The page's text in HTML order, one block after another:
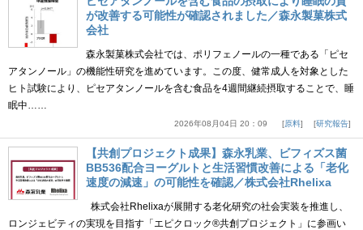
が改善する可能性が確認されました／森永製菓株式
会社
森永製菓株式会社では、ポリフェノールの一種である「ピセ
アタンノール」の機能性研究を進めています。この度、健常成人を対象とした
ヒト試験により、ピセアタンノールを含む食品を4週間継続摂取することで、睡
眠中……
2026年08月04日 20：09 原料 研究報告
【共創プロジェクト成果】森永乳業、ビフィズス菌
BB536配合ヨーグルトと生活習慣改善による「老化
速度の減速」の可能性を確認／株式会社Rhelixa
株式会社Rhelixaが展開する老化研究の社会実装を推進し、
ロンジェビティの実現を目指す「エピクロック®共創プロジェクト」に参画い